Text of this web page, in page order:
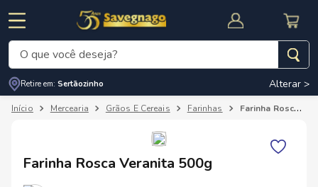
CUPOM DE DESCONTO
O que você deseja?
Retire em: Sertãozinho Alterar >
Mercearia Grãos E Cereais Farinhas Farinha Rosca Veranita 500g
Farinha Rosca Veranita 500g
Termos mais buscados
3º
cerveja